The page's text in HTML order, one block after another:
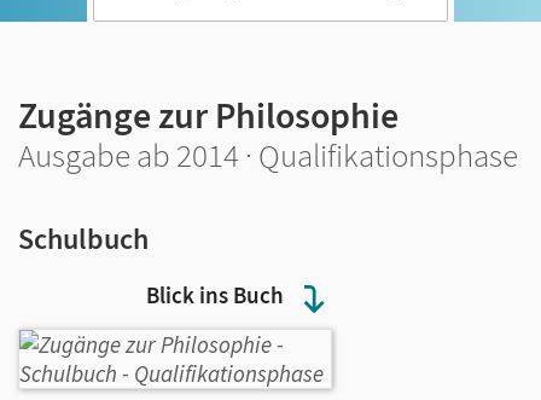
Blick ins Buch
Zugänge zur Philosophie
Ausgabe ab 2014 · Qualifikationsphase
Schulbuch